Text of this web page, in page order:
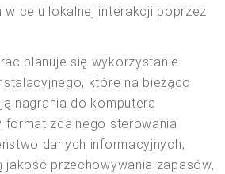
w celu lokalnej interakcji poprzez
planuje się wykorzystanie
które na bieżąco
nagrania do komputera
format zdalnego sterowania
danych informacyjnych,
jakość przechowywania zapasów,